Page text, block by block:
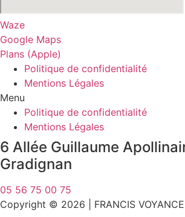
Waze
Google Maps
Plans (Apple)
Politique de confidentialité
Mentions Légales
Menu
Politique de confidentialité
Mentions Légales
6 Allée Guillaume
Gradignan
05 56 75 00 75
Copyright © 2026 | FRANCIS VOYANCE